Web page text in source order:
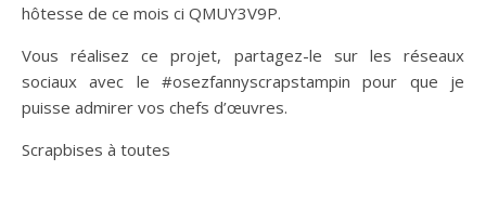
hôtesse de ce mois ci QMUY3V9P.
Vous réalisez ce projet, partagez-le sur les réseaux
sociaux avec le #osezfannyscrapstampin pour que je
puisse admirer vos chefs d’œuvres.
Scrapbises à toutes